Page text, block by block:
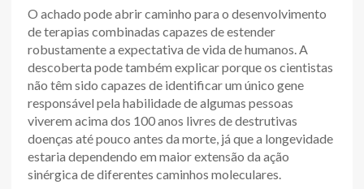
O achado pode abrir caminho para o desenvolvimento
de terapias combinadas capazes de estender
robustamente a expectativa de vida de humanos. A
descoberta pode também explicar porque os cientistas
não têm sido capazes de identificar um único gene
responsável pela habilidade de algumas pessoas
viverem acima dos 100 anos livres de destrutivas
doenças até pouco antes da morte, já que a longevidade
estaria dependendo em maior extensão da ação
sinérgica de diferentes caminhos moleculares.